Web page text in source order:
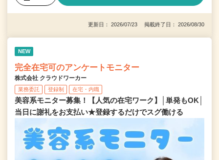
更新日： 2026/07/23 掲載終了日： 2026/08/30
NEW
完全在宅可のアンケートモニター
株式会社 クラウドワーカー
業務委託 登録制 在宅・内職
美容系モニター募集！【人気の在宅ワーク】│単発もOK│
当日に謝礼をお支払い★登録するだけでスグ働ける